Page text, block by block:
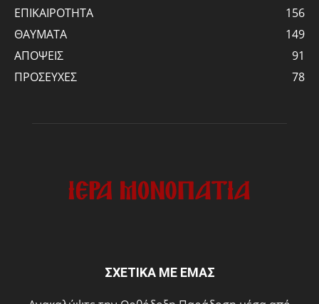
ΕΠΙΚΑΙΡΟΤΗΤΑ
156
ΘΑΥΜΑΤΑ
149
ΑΠΟΨΕΙΣ
91
ΠΡΟΣΕΥΧΕΣ
78
ΣΧΕΤΙΚΑ ΜΕ ΕΜΑΣ